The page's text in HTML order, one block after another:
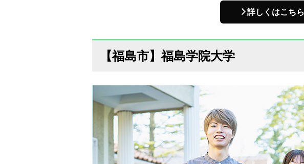
詳しくはこちら
【福島市】福島学院大学